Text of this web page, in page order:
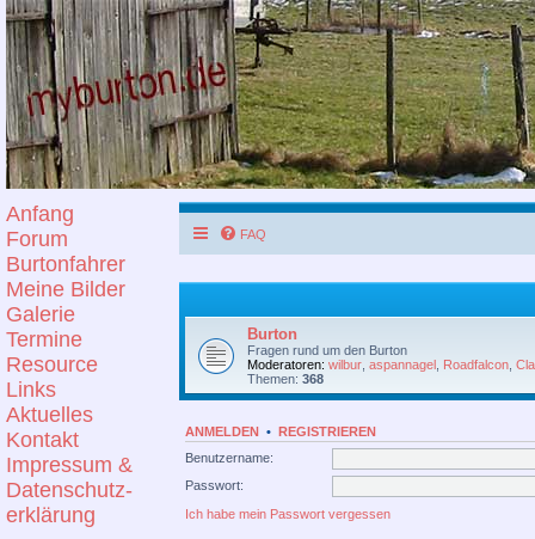
Anfang
Forum
Burtonfahrer
Meine Bilder
Galerie
Termine
Resource
Links
Aktuelles
Kontakt
Impressum &
Datenschutz-
erklärung
FAQ
Burton
Fragen rund um den Burton
Moderatoren: wilbur aspannagel Roadfalcon
Themen: 368
ANMELDEN • REGISTRIEREN
Benutzername:
Passwort:
Ich habe mein Passwort vergessen